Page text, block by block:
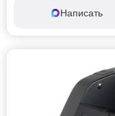
Написать